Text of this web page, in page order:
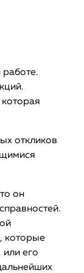
откликов
он
которые
его